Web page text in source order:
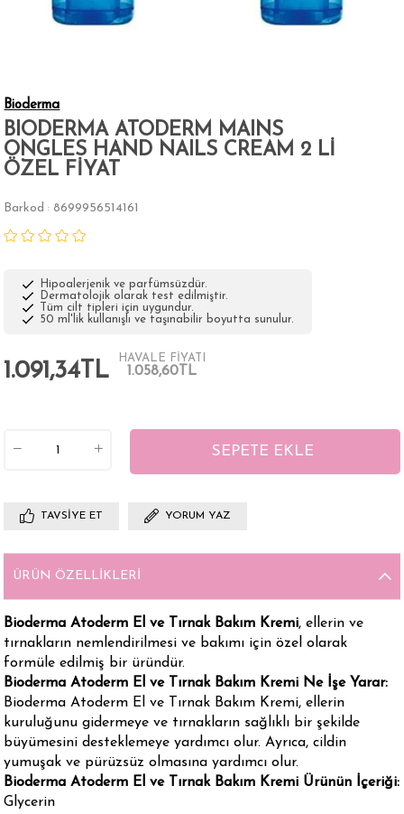
Bioderma
BIODERMA ATODERM MAINS
ONGLES HAND NAILS CREAM 2 Lİ
ÖZEL FİYAT
Barkod : 8699956514161
Hipoalerjenik ve parfümsüzdür.
Dermatolojik olarak test edilmiştir.
Tüm cilt tipleri için uygundur.
50 ml'lik kullanışlı ve taşınabilir boyutta sunulur.
1.091,34TL
HAVALE FİYATI
1.058,60TL
TAVSIYE ET YORUM YAZ
ÜRÜN ÖZELLIKLERI
Bioderma Atoderm El ve Tırnak Bakım Kremi, ellerin ve
tırnakların nemlendirilmesi ve bakımı için özel olarak
formüle edilmiş bir üründür.
Bioderma Atoderm El ve Tırnak Bakım Kremi Ne İşe Yarar:
Bioderma Atoderm El ve Tırnak Bakım Kremi, ellerin
kuruluğunu gidermeye ve tırnakların sağlıklı bir şekilde
büyümesini desteklemeye yardımcı olur. Ayrıca, cildin
yumuşak ve pürüzsüz olmasına yardımcı olur.
Bioderma Atoderm El ve Tırnak Bakım Kremi Ürünün İçeriği:
Glycerin